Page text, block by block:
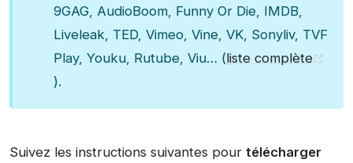
9GAG, AudioBoom, Funny Or Die, IMDB,
Liveleak, TED, Vimeo, Vine, VK, Sonyliv, TVF
Play, Youku, Rutube, Viu… (liste complète
).
Suivez les instructions suivantes pour télécharger